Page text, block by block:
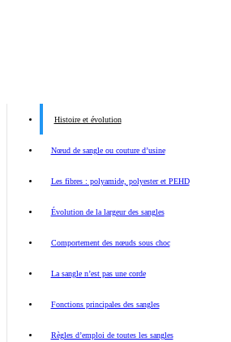
Histoire et évolution
Nœud de sangle ou couture d’usine
Les fibres : polyamide, polyester et PEHD
Évolution de la largeur des sangles
Comportement des nœuds sous choc
La sangle n’est pas une corde
Fonctions principales des sangles
Règles d’emploi de toutes les sangles